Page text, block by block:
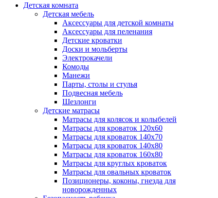
Детская комната
Детская мебель
Аксессуары для детской комнаты
Аксессуары для пеленания
Детские кроватки
Доски и мольберты
Электрокачели
Комоды
Манежи
Парты, столы и стулья
Подвесная мебель
Шезлонги
Детские матрасы
Матрасы для колясок и колыбелей
Матрасы для кроваток 120х60
Матрасы для кроваток 140х70
Матрасы для кроваток 140х80
Матрасы для кроваток 160х80
Матрасы для круглых кроваток
Матрасы для овальных кроваток
Позиционеры, коконы, гнезда для
новорожденных